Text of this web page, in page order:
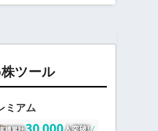
ツール
ミアム